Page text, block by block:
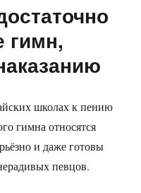
гимн,
школах к пению
гимна относятся
и даже готовы
певцов.